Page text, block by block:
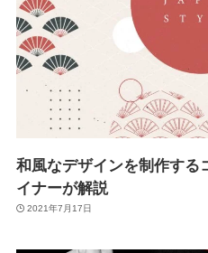
和風なデザインを制作する
イナーが解説
2021年7月17日